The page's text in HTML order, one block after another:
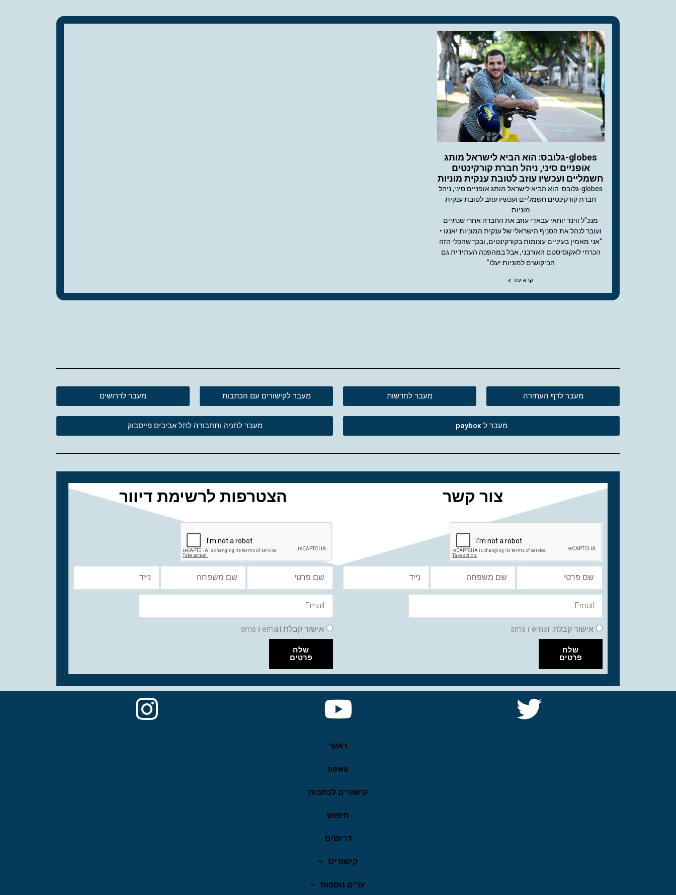
globes-גלובס: הוא הביא לישראל מותג
אופניים סיני, ניהל חברת קורקינטים
חשמליים ועכשיו עוזב לטובת ענקית מוניות
globes-גלובס: הוא הביא לישראל מותג אופניים סיני, ניהל
חברת קורקינטים חשמליים ועכשיו עוזב לטובת ענקית
מוניות
מנכ"ל ווינד יוחאי עבאדי עוזב את החברה אחרי שנתיים
ועובר לנהל את הסניף הישראלי של ענקית המוניות יאנגו •
"אני מאמין בעיניים עצומות בקורקינטים, ובכך שהכלי הזה
הכרחי לאקוסיסטם האורבני, אבל במהפכה העתידית גם
הביקושים למוניות יעלו"
קרא עוד »
מעבר לדף העתירה מעבר לחדשות מעבר לקישורים עם הכתבות מעבר לדרושים
מעבר ל paybox מעבר לחניה ותחבורה לתל אביבים פייסבוק
צור קשר
אישור קבלת email ו sms
שלח
פרטים
הצטרפות לרשימת דיוור
אישור קבלת email ו sms
שלח
פרטים
ראשי
news
קישורים לכתבות
חיפוש
דרושים
קישורים
ערים נוספות